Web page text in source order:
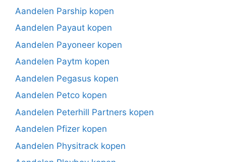
Aandelen Parship kopen
Aandelen Payaut kopen
Aandelen Payoneer kopen
Aandelen Paytm kopen
Aandelen Pegasus kopen
Aandelen Petco kopen
Aandelen Peterhill Partners kopen
Aandelen Pfizer kopen
Aandelen Physitrack kopen